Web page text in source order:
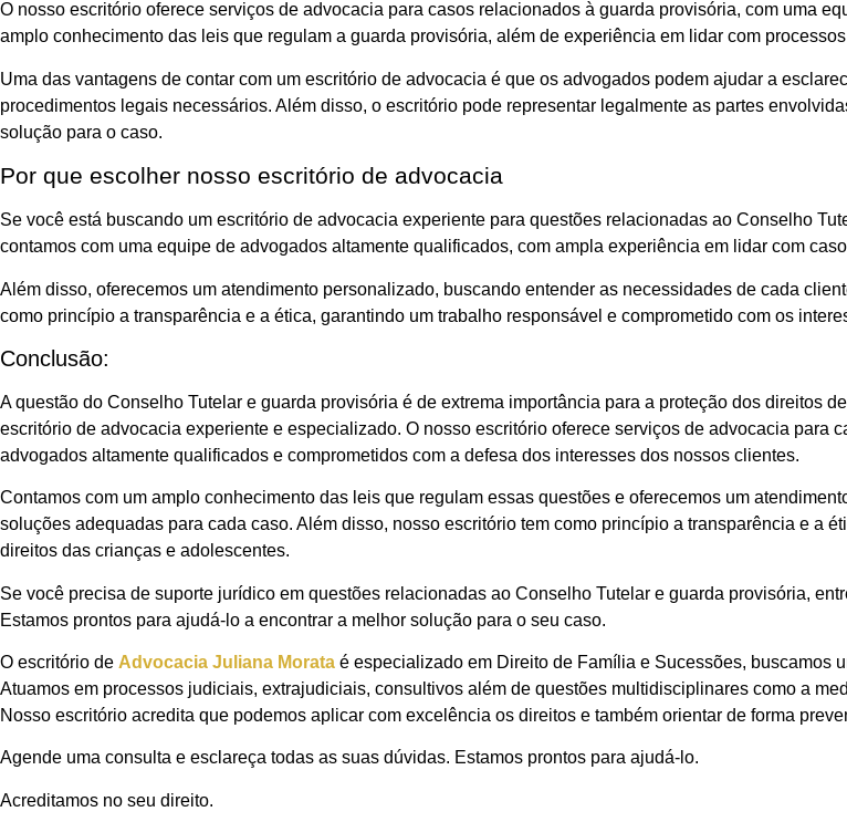
O nosso escritório oferece serviços de advocacia para casos relacionados à guarda provisória, com uma
amplo conhecimento das leis que regulam a guarda provisória, além de experiência em lidar com
Uma das vantagens de contar com um escritório de advocacia é que os advogados podem ajudar a
procedimentos legais necessários. Além disso, o escritório pode representar legalmente as partes
solução para o caso.
Por que escolher nosso escritório de advocacia
Se você está buscando um escritório de advocacia experiente para questões relacionadas ao Conselho
contamos com uma equipe de advogados altamente qualificados, com ampla experiência em lidar com
Além disso, oferecemos um atendimento personalizado, buscando entender as necessidades de cada
como princípio a transparência e a ética, garantindo um trabalho responsável e comprometido com os
Conclusão:
A questão do Conselho Tutelar e guarda provisória é de extrema importância para a proteção dos direitos
escritório de advocacia experiente e especializado. O nosso escritório oferece serviços de advocacia
advogados altamente qualificados e comprometidos com a defesa dos interesses dos nossos clientes.
Contamos com um amplo conhecimento das leis que regulam essas questões e oferecemos um
soluções adequadas para cada caso. Além disso, nosso escritório tem como princípio a transparência e a
direitos das crianças e adolescentes.
Se você precisa de suporte jurídico em questões relacionadas ao Conselho Tutelar e guarda provisória,
Estamos prontos para ajudá-lo a encontrar a melhor solução para o seu caso.
O escritório de Advocacia Juliana Morata é especializado em Direito de Família e Sucessões, buscamos
Atuamos em processos judiciais, extrajudiciais, consultivos além de questões multidisciplinares como a
Nosso escritório acredita que podemos aplicar com excelência os direitos e também orientar de forma
Agende uma consulta e esclareça todas as suas dúvidas. Estamos prontos para ajudá-lo.
Acreditamos no seu direito.